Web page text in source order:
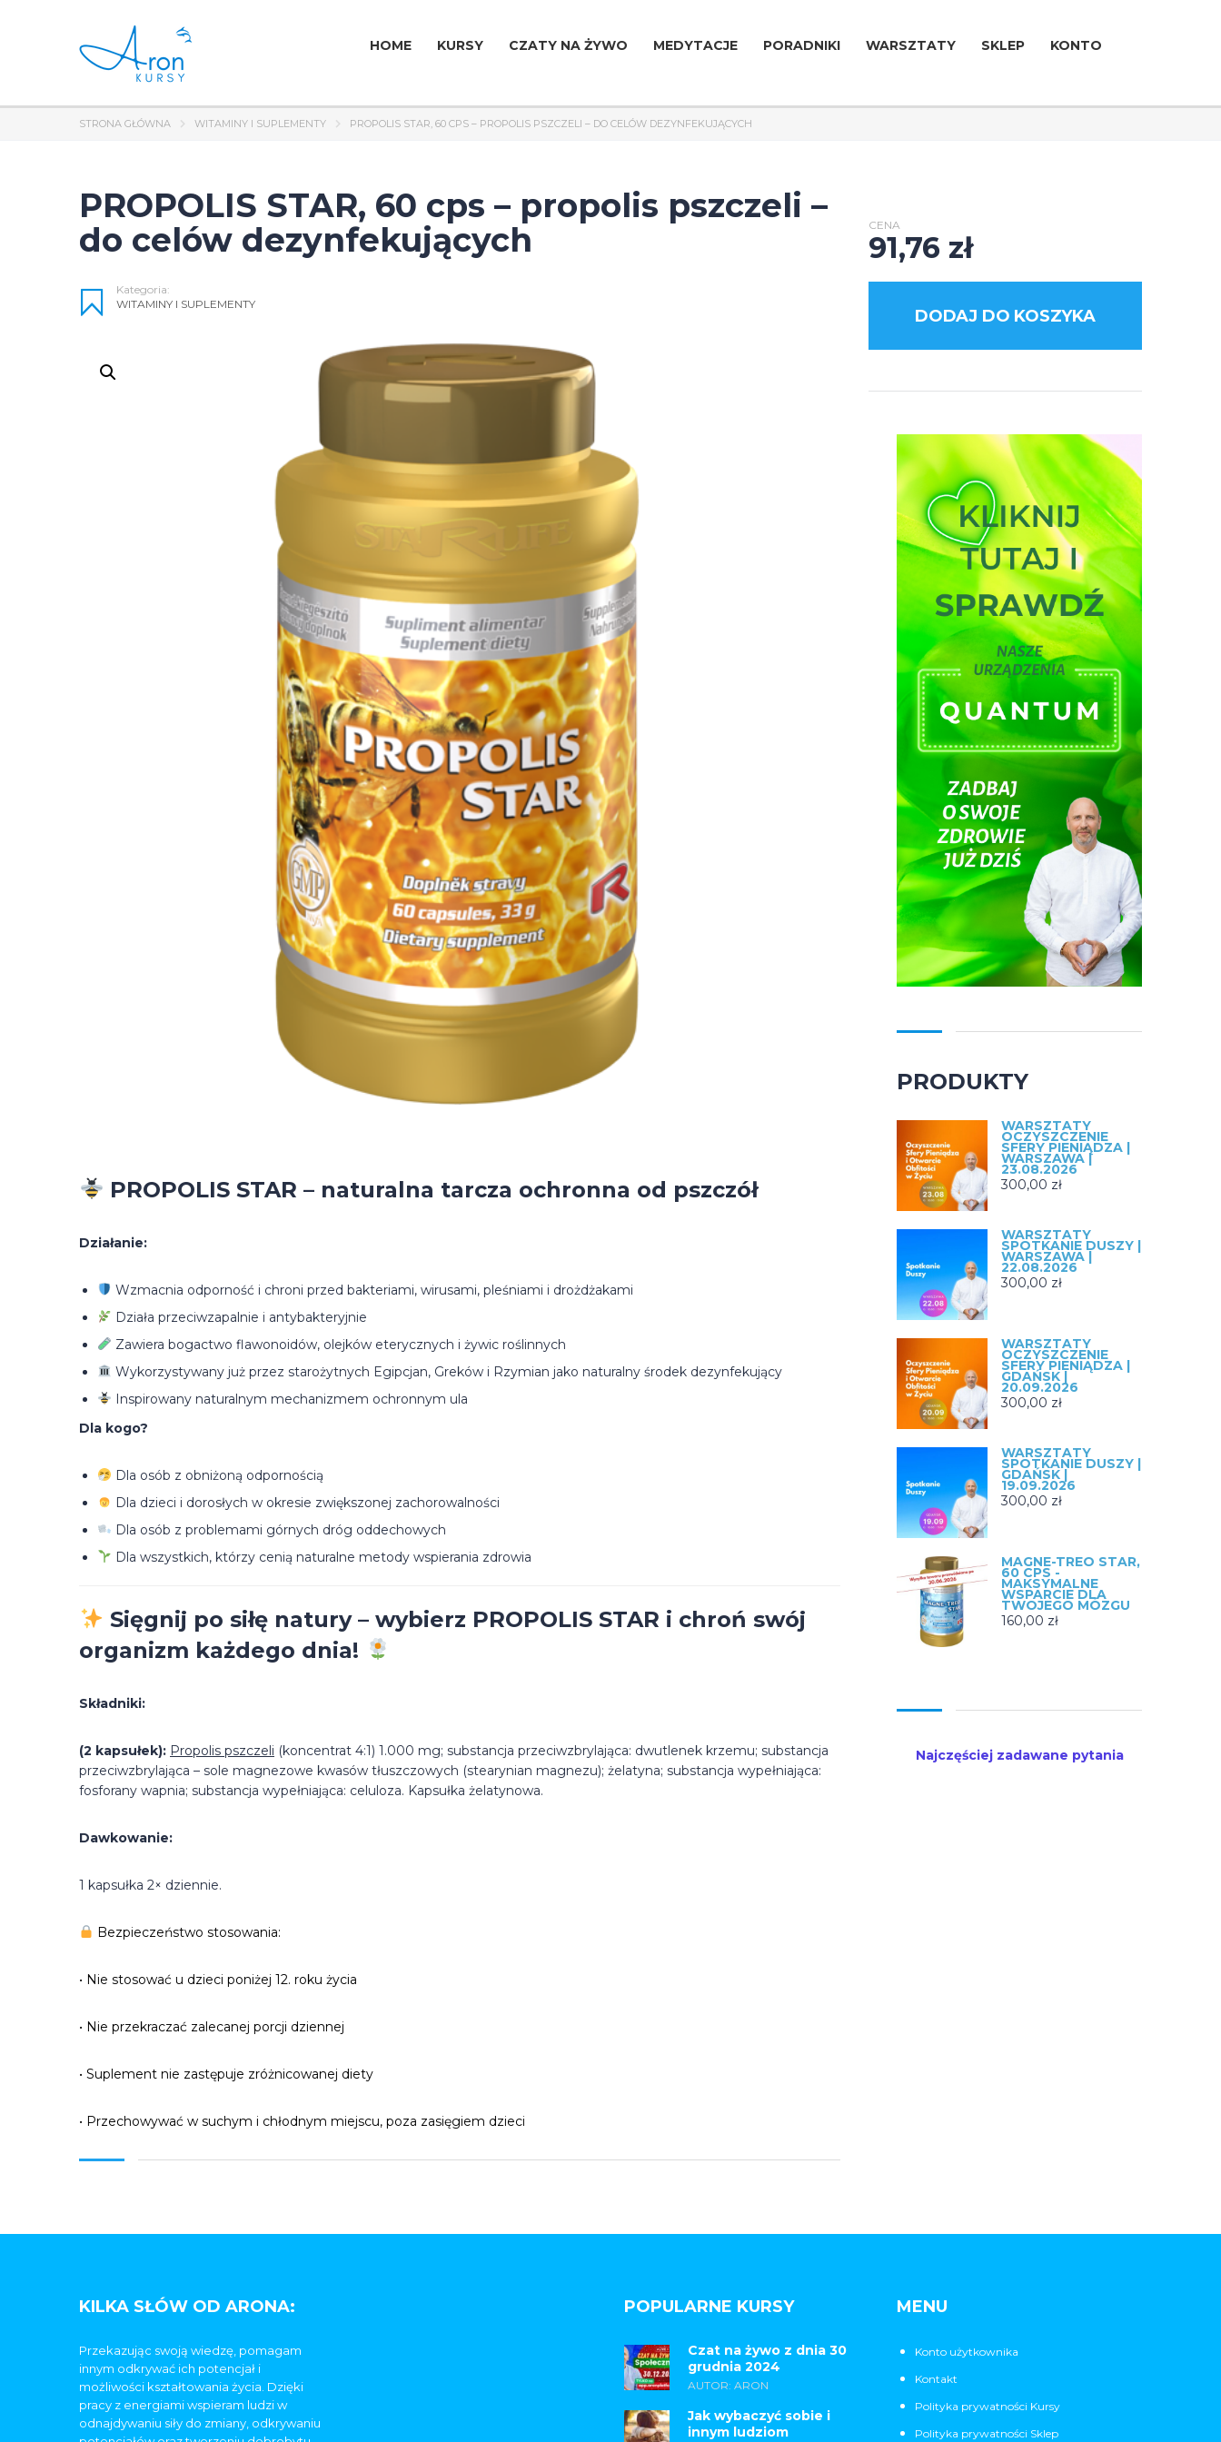
HOME KURSY CZATY NA ŻYWO MEDYTACJE PORADNIKI WARSZTATY SKLEP KONTO
STRONA GŁÓWNA WITAMINY I SUPLEMENTY PROPOLIS STAR, 60 CPS – PROPOLIS PSZCZELI – DO CELÓW DEZYNFEKUJĄCYCH
PROPOLIS STAR, 60 cps – propolis pszczeli –
do celów dezynfekujących
Kategoria:
WITAMINY I SUPLEMENTY
PROPOLIS STAR – naturalna tarcza ochronna od pszczół
Działanie:
Wzmacnia odporność i chroni przed bakteriami, wirusami, pleśniami i drożdżakami
Działa przeciwzapalnie i antybakteryjnie
Zawiera bogactwo flawonoidów, olejków eterycznych i żywic roślinnych
Wykorzystywany już przez starożytnych Egipcjan, Greków i Rzymian jako naturalny środek dezynfekujący
Inspirowany naturalnym mechanizmem ochronnym ula
Dla kogo?
Dla osób z obniżoną odpornością
Dla dzieci i dorosłych w okresie zwiększonej zachorowalności
Dla osób z problemami górnych dróg oddechowych
Dla wszystkich, którzy cenią naturalne metody wspierania zdrowia
Sięgnij po siłę natury – wybierz PROPOLIS STAR i chroń swój
organizm każdego dnia!
Składniki:
(2 kapsułek): Propolis pszczeli (koncentrat 4:1) 1.000 mg; substancja przeciwzbrylająca: dwutlenek krzemu; substancja
przeciwzbrylająca – sole magnezowe kwasów tłuszczowych (stearynian magnezu); żelatyna; substancja wypełniająca:
fosforany wapnia; substancja wypełniająca: celuloza. Kapsułka żelatynowa.
Dawkowanie:
1 kapsułka 2× dziennie.
Bezpieczeństwo stosowania:
• Nie stosować u dzieci poniżej 12. roku życia
• Nie przekraczać zalecanej porcji dziennej
• Suplement nie zastępuje zróżnicowanej diety
• Przechowywać w suchym i chłodnym miejscu, poza zasięgiem dzieci
CENA
91,76 zł
DODAJ DO KOSZYKA
PRODUKTY
WARSZTATY
OCZYSZCZENIE
SFERY PIENIĄDZA |
WARSZAWA |
23.08.2026
300,00 zł
WARSZTATY
SPOTKANIE DUSZY |
WARSZAWA |
22.08.2026
300,00 zł
WARSZTATY
OCZYSZCZENIE
SFERY PIENIĄDZA |
GDAŃSK |
20.09.2026
300,00 zł
WARSZTATY
SPOTKANIE DUSZY |
GDAŃSK |
19.09.2026
300,00 zł
MAGNE-TREO STAR,
60 CPS -
MAKSYMALNE
WSPARCIE DLA
TWOJEGO MÓZGU
160,00 zł
Najczęściej zadawane pytania
KILKA SŁÓW OD ARONA:
Przekazując swoją wiedzę, pomagam
innym odkrywać ich potencjał i
możliwości kształtowania życia. Dzięki
pracy z energiami wspieram ludzi w
odnajdywaniu siły do zmiany, odkrywaniu
POPULARNE KURSY
Czat na żywo z dnia 30
grudnia 2024
AUTOR: ARON
Jak wybaczyć sobie i
innym ludziom
MENU
Konto użytkownika
Kontakt
Polityka prywatności Kursy
Polityka prywatności Sklep